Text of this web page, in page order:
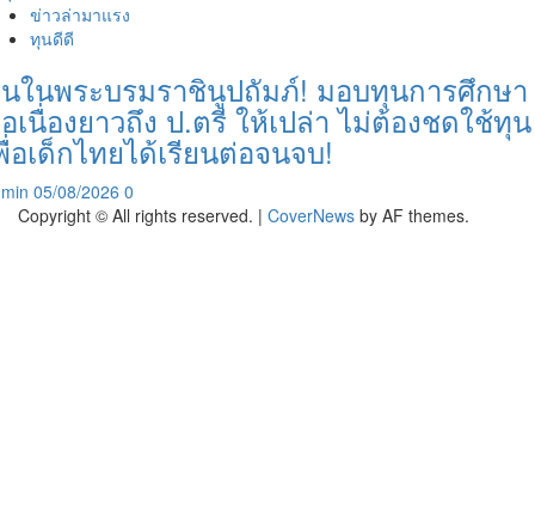
ข่าวล่ามาแรง
ทุนดีดี
ในพระบรมราชินูปถัมภ์! มอบทุนการศึกษา
เนื่องยาวถึง ป.ตรี ให้เปล่า ไม่ต้องชดใช้ทุน
อเด็กไทยได้เรียนต่อจนจบ!
05/08/2026 0
Copyright © All rights reserved. | CoverNews by AF themes.